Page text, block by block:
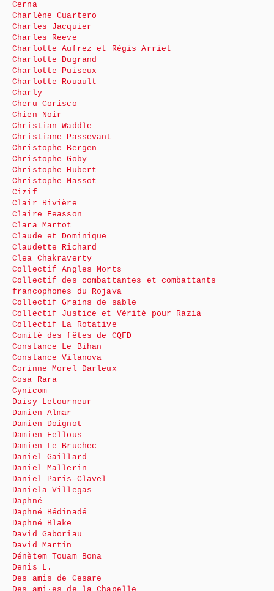
Cerna
Charlène Cuartero
Charles Jacquier
Charles Reeve
Charlotte Aufrez et Régis Arriet
Charlotte Dugrand
Charlotte Puiseux
Charlotte Rouault
Charly
Cheru Corisco
Chien Noir
Christian Waddle
Christiane Passevant
Christophe Bergen
Christophe Goby
Christophe Hubert
Christophe Massot
Cizif
Clair Rivière
Claire Feasson
Clara Martot
Claude et Dominique
Claudette Richard
Clea Chakraverty
Collectif Angles Morts
Collectif des combattantes et combattants
francophones du Rojava
Collectif Grains de sable
Collectif Justice et Vérité pour Razia
Collectif La Rotative
Comité des fêtes de CQFD
Constance Le Bihan
Constance Vilanova
Corinne Morel Darleux
Cosa Rara
Cynicom
Daisy Letourneur
Damien Almar
Damien Doignot
Damien Fellous
Damien Le Bruchec
Daniel Gaillard
Daniel Mallerin
Daniel Paris-Clavel
Daniela Villegas
Daphné
Daphné Bédinadé
Daphné Blake
David Gaboriau
David Martin
Dénètem Touam Bona
Denis L.
Des amis de Cesare